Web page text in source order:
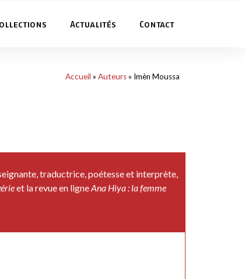
Actualités Contact
Accueil » Auteurs» Imèn Moussa
traductrice, poétesse et interprète,
et la revue en ligneAna Hiya : la femme